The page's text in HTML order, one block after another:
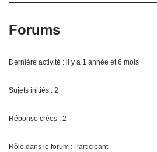
Forums
Dernière activité : il y a 1 année et 6 mois
Sujets initiés : 2
Réponse crées : 2
Rôle dans le forum : Participant